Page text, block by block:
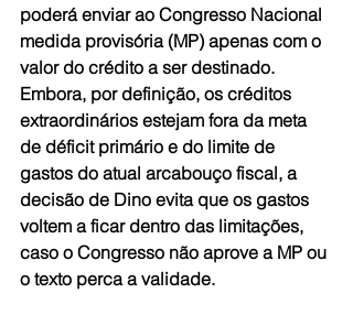
poderá enviar ao Congresso Nacional
medida provisória (MP) apenas com o
valor do crédito a ser destinado.
Embora, por definição, os créditos
extraordinários estejam fora da meta
de déficit primário e do limite de
gastos do atual arcabouço fiscal, a
decisão de Dino evita que os gastos
voltem a ficar dentro das limitações,
caso o Congresso não aprove a MP ou
o texto perca a validade.